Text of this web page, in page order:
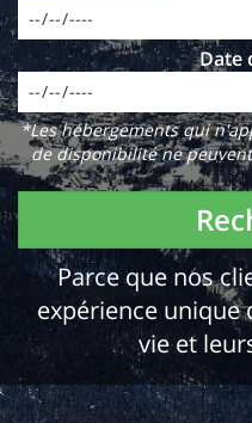
Date
*Les hébergements qui
de disponibilité ne
Parce que nos
expérience unique
vie et